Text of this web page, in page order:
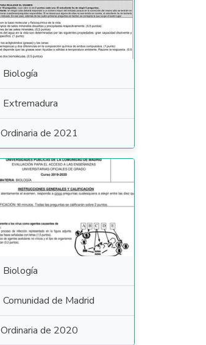
Biología
Extremadura
Ordinaria de 2021
Biología
Comunidad de Madrid
Ordinaria de 2020